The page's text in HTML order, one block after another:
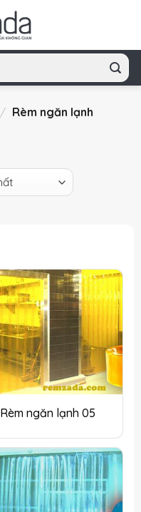
/ Rèm ngăn lạnh
Rèm ngăn lạnh 05